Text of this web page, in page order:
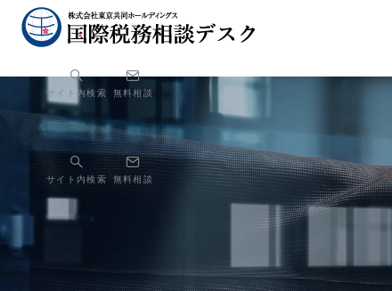
サイト内検索 無料相談
サイト内検索 無料相談